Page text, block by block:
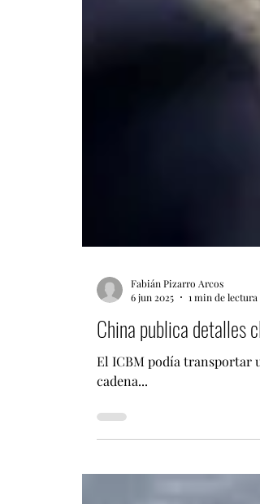
Fabián Pizarro Arcos
6 jun 2025
1 min de lectura
China publica detalles
cadena...